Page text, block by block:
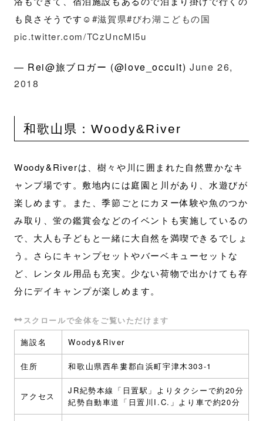
も良さそうです☺#滋賀県#びわ湖こどもの国
pic.twitter.com/TCzUncMl5u
— Rei@旅ブロガー (@love_occult)June 26,
2018
和歌山県：Woody&River
Woody&Riverは、樹々や川に囲まれた自然豊かなキ
ャンプ場です。敷地内には庭園と川があり、水遊びが
楽しめます。また、季節ごとにカヌー体験や魚のつか
み取り、蛍の鑑賞会などのイベントも実施しているの
で、大人も子どもと一緒に大自然を満喫できるでしょ
う。さらにキャンプセットやバーベキューセットな
ど、レンタル用品も充実。少ない荷物で出かけても存
分にデイキャンプが楽しめます。
施設名 Woody&River
住所 和歌山県西牟婁郡白浜町宇津木303-1
アクセス
JR紀勢本線「日置駅」よりタクシーで約20分
紀勢自動車道「日置川I.C.」より車で約20分